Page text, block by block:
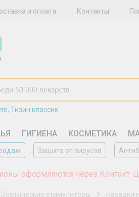
и оплата Контакты
, Тизин классик
ГИГИЕНА КОСМЕТИКА
Защита от вирусов
оформляются через Контакт-
Эротические стимуляторы Насадки